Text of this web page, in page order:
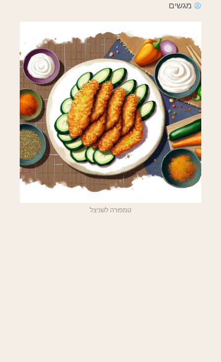
מגשים
טמפורה לשניצל